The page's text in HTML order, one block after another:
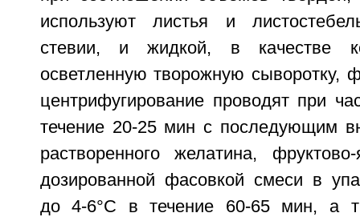
используют листья и
стевии, и жидкой, в качестве
осветленную творожную сыворотку,
центрифугирование проводят при
течение 20-25 мин с последующим
растворенного желатина,
дозированной фасовкой смеси в
до 4-6°С в течение 60-65 мин, а